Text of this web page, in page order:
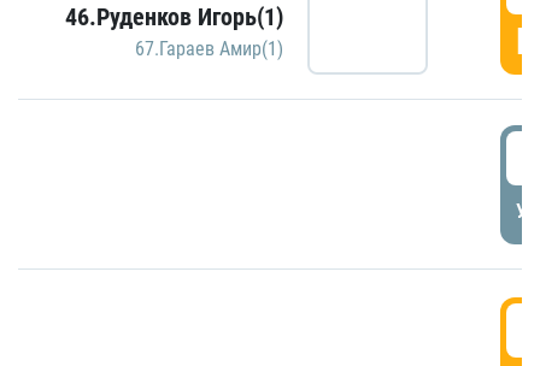
46.Руденков Игорь(1)
67.Гараев Амир(1)